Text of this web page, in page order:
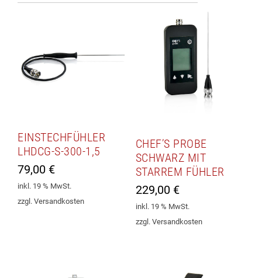
EINSTECHFÜHLER
LHDCG-S-300-1,5
79,00 €
inkl. 19 % MwSt.
zzgl. Versandkosten
CHEF’S PROBE
SCHWARZ MIT
STARREM FÜHLER
229,00 €
inkl. 19 % MwSt.
zzgl. Versandkosten